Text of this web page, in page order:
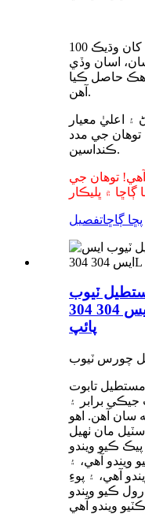
100 کان وڌيڪ ملڪن کي 10 سالن کان وڌيڪ
اسان وڏي
حاصل ڪيا
آهن.
۽ اعليٰ معيار
جي مدد
ڪنداسين.
توهان جي
پڇا ڳاڇاتفصيل
ٽيوب
ايس ايس 304 304L اسٽينلیس اسٽيل
پائپ
چورس ٽيوب
تابوت
جيڪي برابر ۽
سان آهن. اهو
مان ٺهيل
ڪيو ويندو
ويندو آهي، ۽
آهي، ۽ پوءِ
ڪيو ويندو